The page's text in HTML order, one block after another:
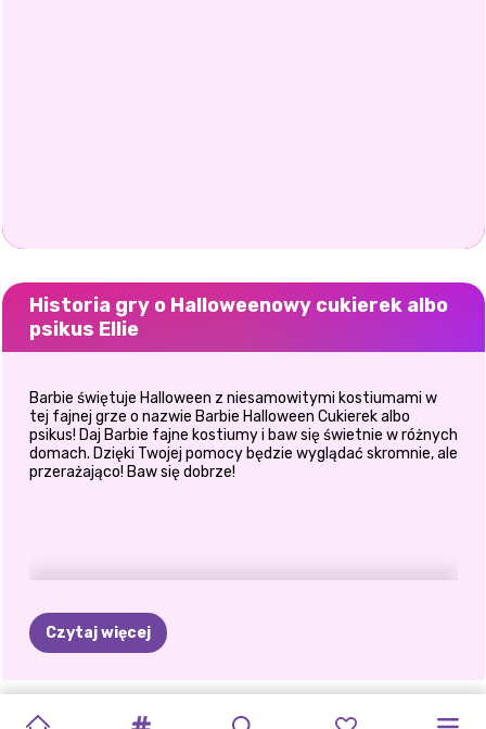
Historia gry o Halloweenowy cukierek albo
psikus Ellie
Barbie świętuje Halloween z niesamowitymi kostiumami w
tej fajnej grze o nazwie Barbie Halloween Cukierek albo
psikus! Daj Barbie fajne kostiumy i baw się świetnie w różnych
domach. Dzięki Twojej pomocy będzie wyglądać skromnie, ale
przerażająco! Baw się dobrze!
Czytaj więcej
IMPREZA
SAMOUCZEK UPIORNY
HALLOWEENOWA